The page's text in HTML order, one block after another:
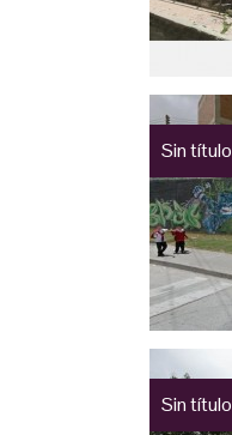
Sin título
Sin título